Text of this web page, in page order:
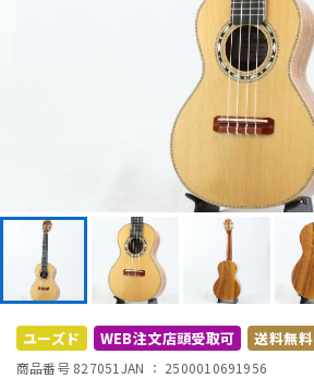
DTM オンライン納品
配信/ライブ機器
ユーズド WEB注文店頭受取可 送料無料
商品番号 827051 JAN ： 2500010691956